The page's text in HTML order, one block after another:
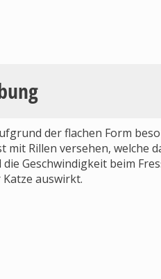
der flachen Form
mit Rillen versehen, welche
Geschwindigkeit beim
auswirkt.